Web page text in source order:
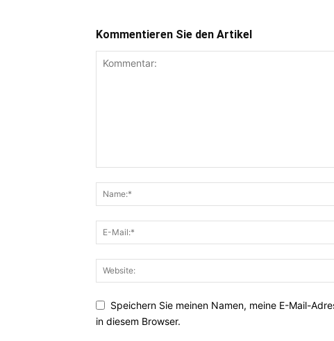
Kommentieren Sie den Artikel
Speichern Sie meinen Namen, meine E-Mail-
in diesem Browser.